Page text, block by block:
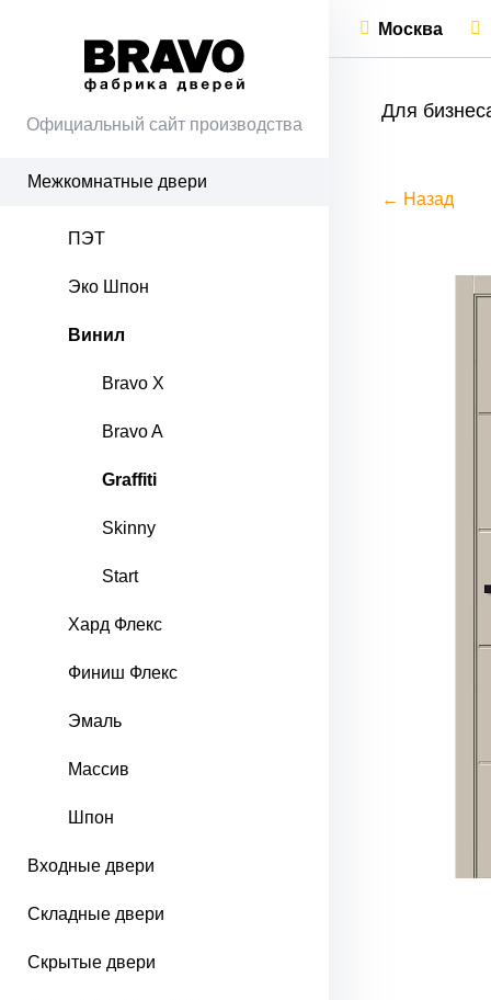
Официальный сайт производства
Межкомнатные двери
ПЭТ
Эко Шпон
Винил
Bravo X
Bravo A
Graffiti
Skinny
Start
Хард Флекс
Финиш Флекс
Эмаль
Массив
Шпон
Входные двери
Складные двери
Скрытые двери
Москва
Для
← Назад